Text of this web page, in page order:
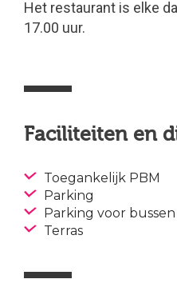
Het restaurant is elke
17.00 uur.
Faciliteiten en
Toegankelijk PBM
Parking
Parking voor bussen
Terras